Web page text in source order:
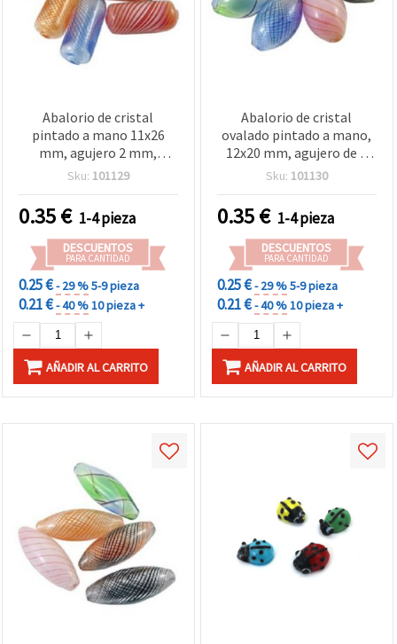
Abalorio de cristal
pintado a mano 11x26
mm, agujero 2 mm,
colores mixtos - 1 unidad
Sku: 101129
0.35€ 1-4 pieza
DESCUENTOS
PARA CANTIDAD
0.25 €- 29 %5-9 pieza
0.21 €- 40 %10 pieza +
AÑADIR AL CARRITO
Abalorio de cristal
ovalado pintado a mano,
12x20 mm, agujero de 2
mm, colores surtidos - 1
Sku: 101130
0.35€ 1-4 pieza
DESCUENTOS
PARA CANTIDAD
0.25 €- 29 %5-9 pieza
0.21 €- 40 %10 pieza +
AÑADIR AL CARRITO